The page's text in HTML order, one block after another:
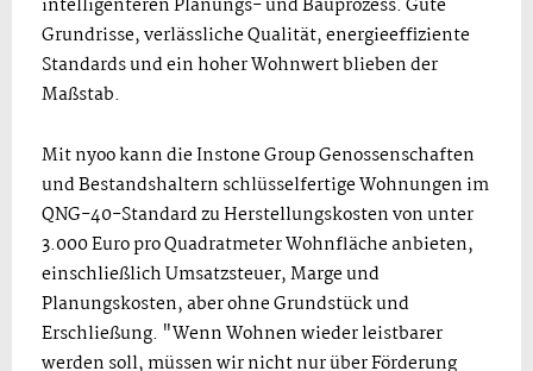
intelligenteren Planungs- und Bauprozess. Gute
Grundrisse, verlässliche Qualität, energieeffiziente
Standards und ein hoher Wohnwert blieben der
Maßstab.
Mit nyoo kann die Instone Group Genossenschaften
und Bestandshaltern schlüsselfertige Wohnungen im
QNG-40-Standard zu Herstellungskosten von unter
3.000 Euro pro Quadratmeter Wohnfläche anbieten,
einschließlich Umsatzsteuer, Marge und
Planungskosten, aber ohne Grundstück und
Erschließung. "Wenn Wohnen wieder leistbarer
werden soll, müssen wir nicht nur über Förderung